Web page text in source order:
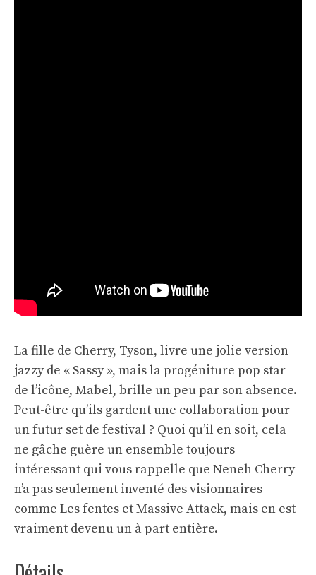
La fille de Cherry, Tyson, livre une jolie version
jazzy de « Sassy », mais la progéniture pop star
de l’icône, Mabel, brille un peu par son absence.
Peut-être qu’ils gardent une collaboration pour
un futur set de festival ? Quoi qu’il en soit, cela
ne gâche guère un ensemble toujours
intéressant qui vous rappelle que Neneh Cherry
n’a pas seulement inventé des visionnaires
comme Les fentes et Massive Attack, mais en est
vraiment devenu un à part entière.